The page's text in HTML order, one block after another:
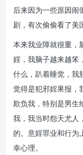
后来因为一些原因闹
剧，有次偷偷看了美
本来我业障就很重，
婬，我脑子越来越笨
什么，趴着睡觉，我
觉得是犯邪婬果报，
欺负我，特别是男生
我，我当时怨天尤人
的。意婬罪业和行为
幸心理。